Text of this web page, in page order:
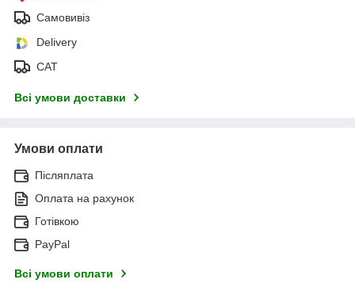
Самовивіз
Delivery
САТ
Всі умови доставки
Умови оплати
Післяплата
Оплата на рахунок
Готівкою
PayPal
Всі умови оплати